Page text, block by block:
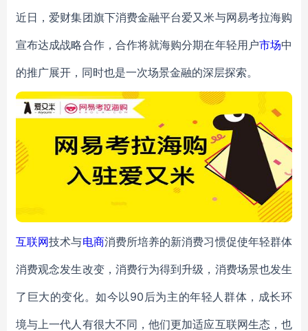
近日，爱财集团旗下消费金融平台爱又米与网易考拉海购
宣布达成战略合作，合作将就海购分期在年轻用户市场中
的推广展开，同时也是一次场景金融的深层探索。
互联网技术与电商消费所培养的新消费习惯促使年轻群体
消费观念发生改变，消费行为得到升级，消费场景也发生
了巨大的变化。如今以90后为主的年轻人群体，成长环
境与上一代人有很大不同，他们更加适应互联网生态，也